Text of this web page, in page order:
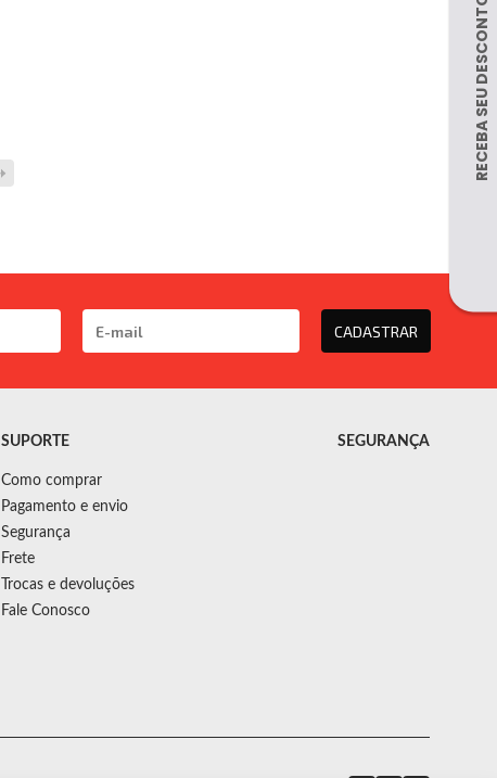
CADASTRAR
SUPORTE
Como comprar
Pagamento e envio
Segurança
Frete
Trocas e devoluções
Fale Conosco
SEGURANÇA